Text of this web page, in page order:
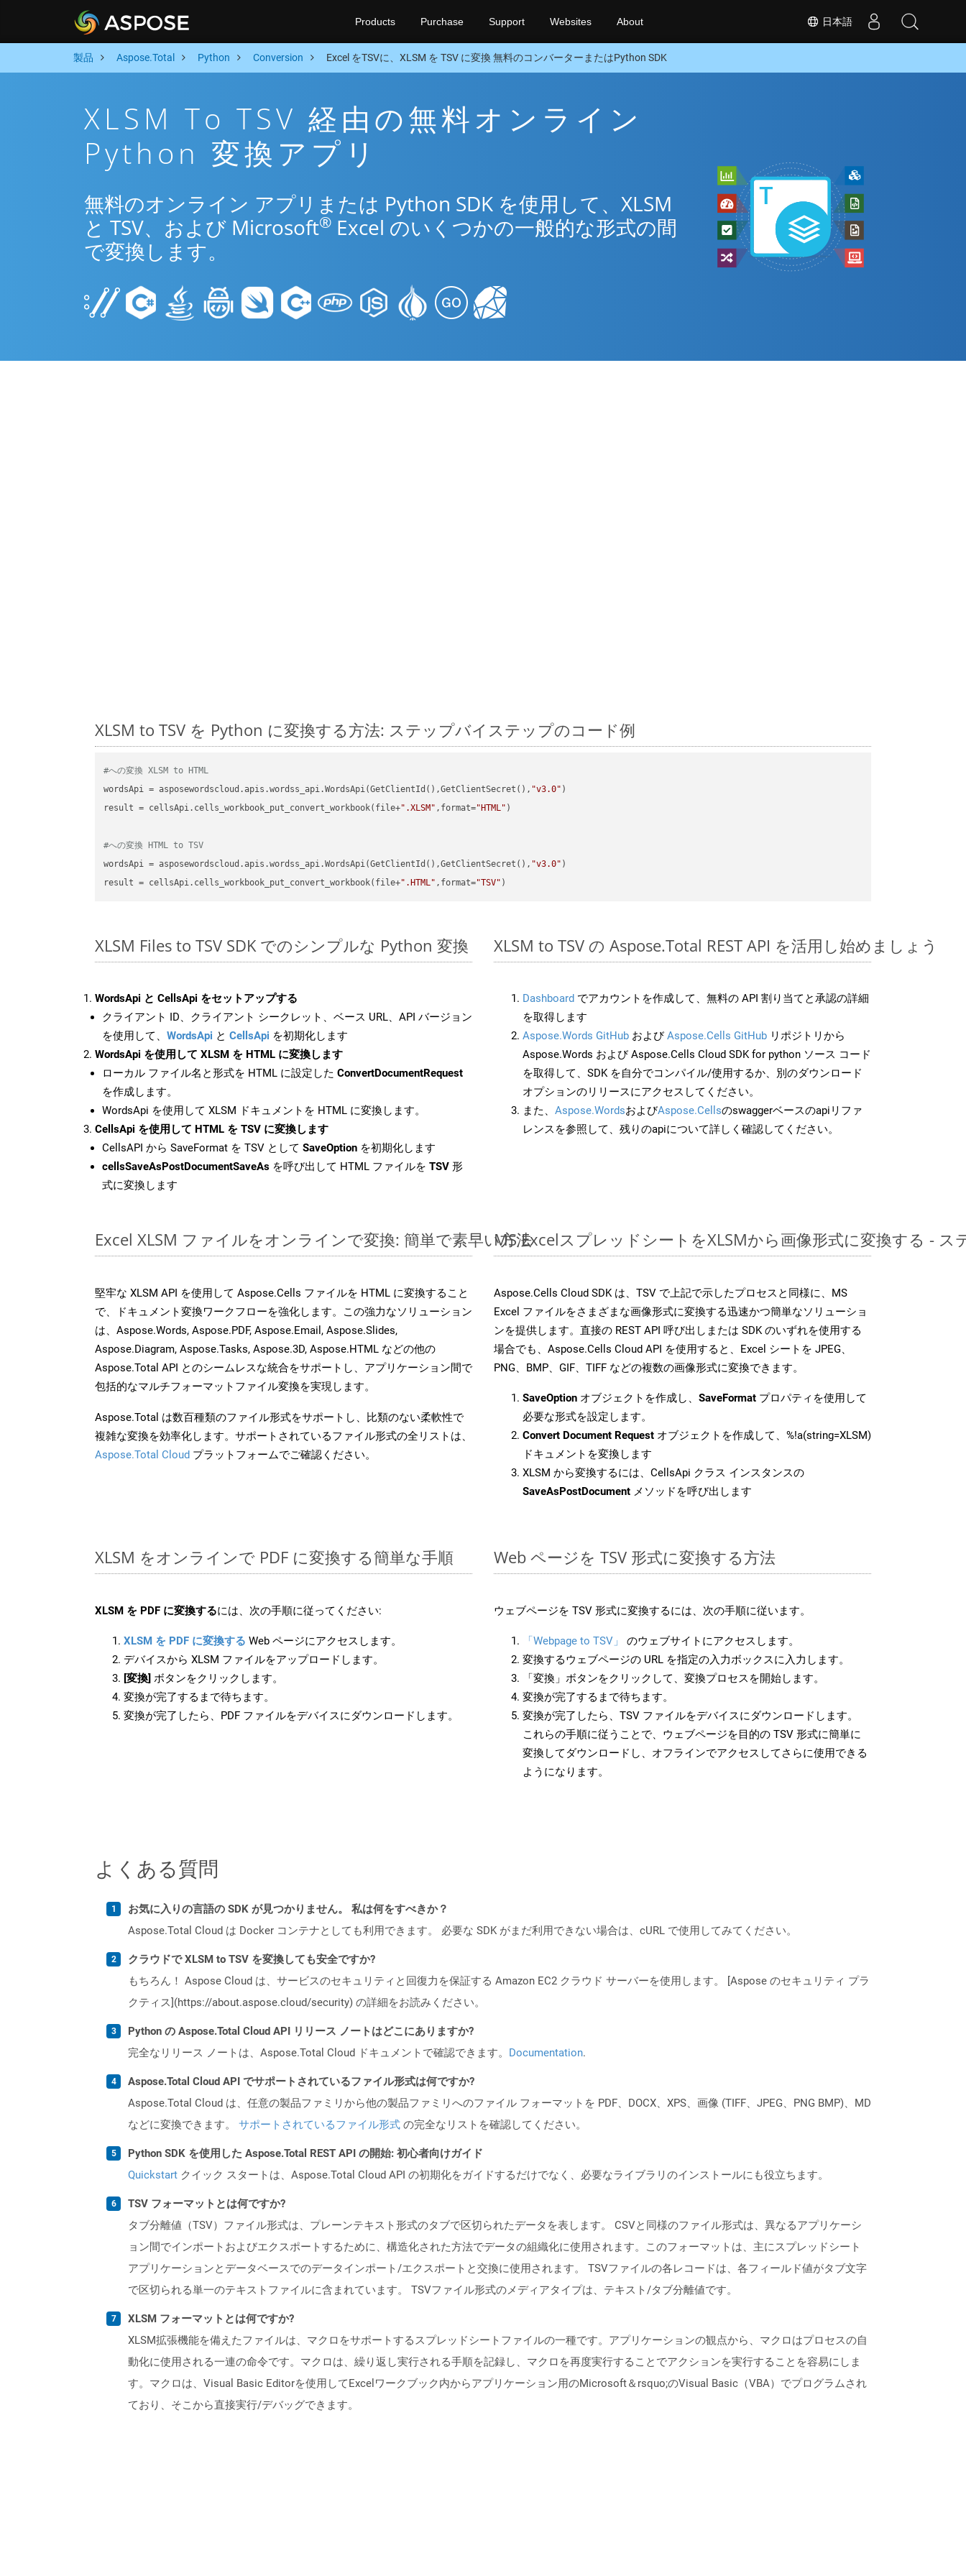
日本語
Products Purchase Support Websites About
製品 Aspose.Total Python Conversion Excel をTSVに、XLSM を TSV に変換 無料のコンバーターまたはPython SDK
XLSM To TSV 経由の無料オンライン
Python 変換アプリ
無料のオンライン アプリまたは Python SDK を使用して、XLSM
と TSV、および Microsoft® Excel のいくつかの一般的な形式の間
で変換します。
XLSM to TSV を Python に変換する方法: ステップバイステップのコード例
#への変換 XLSM to HTML
wordsApi = asposewordscloud.apis.wordss_api.WordsApi(GetClientId(),GetClientSecret(), "v3.0"
result = cellsApi.cells_workbook_put_convert_workbook(file+".XLSM" ,format="HTML" )
#への変換 HTML to TSV
wordsApi = asposewordscloud.apis.wordss_api.WordsApi(GetClientId(),GetClientSecret(), "v3.0"
result = cellsApi.cells_workbook_put_convert_workbook(file+".HTML" ,format="TSV"
XLSM Files to TSV SDK でのシンプルな Python 変換
WordsApi と CellsApi をセットアップする
クライアント ID、クライアント シークレット、ベース URL、API バージョン
を使用して、 WordsApi と CellsApi を初期化します
WordsApi を使用して XLSM を HTML に変換します
ローカル ファイル名と形式を HTML に設定した ConvertDocumentRequest
を作成します。
WordsApi を使用して XLSM ドキュメントを HTML に変換します。
CellsApi を使用して HTML を TSV に変換します
CellsAPI から SaveFormat を TSV として SaveOption を初期化します
cellsSaveAsPostDocumentSaveAs を呼び出して HTML ファイルを TSV 形
式に変換します
XLSM to TSV の Aspose.Total REST API を活用し始めましょう
Dashboard でアカウントを作成して、無料の API 割り当てと承認の詳細
を取得します
Aspose.Words GitHub およびAspose.Cells GitHub リポジトリから
Aspose.Words および Aspose.Cells Cloud SDK for python ソース コード
を取得して、SDK を自分でコンパイル/使用するか、別のダウンロード
オプションのリリースにアクセスしてください。
また、 Aspose.WordsおよびAspose.Cellsのswaggerベースのapiリファ
レンスを参照して、残りのapiについて詳しく確認してください。
Excel XLSM ファイルをオンラインで変換: 簡単で素早い方法
堅牢な XLSM API を使用して Aspose.Cells ファイルを HTML に変換すること
で、ドキュメント変換ワークフローを強化します。この強力なソリューション
は、Aspose.Words, Aspose.PDF, Aspose.Email, Aspose.Slides,
Aspose.Diagram, Aspose.Tasks, Aspose.3D, Aspose.HTML などの他の
Aspose.Total API とのシームレスな統合をサポートし、アプリケーション間で
包括的なマルチフォーマットファイル変換を実現します。
Aspose.Total は数百種類のファイル形式をサポートし、比類のない柔軟性で
複雑な変換を効率化します。サポートされているファイル形式の全リストは、
Aspose.Total Cloud プラットフォームでご確認ください。
MS ExcelスプレッドシートをXLSMから画像形式に変換する -
Aspose.Cells Cloud SDK は、TSV で上記で示したプロセスと同様に、MS
Excel ファイルをさまざまな画像形式に変換する迅速かつ簡単なソリューショ
ンを提供します。直接の REST API 呼び出しまたは SDK のいずれを使用する
場合でも、Aspose.Cells Cloud API を使用すると、Excel シートを JPEG、
PNG、BMP、GIF、TIFF などの複数の画像形式に変換できます。
SaveOption オブジェクトを作成し、 SaveFormat プロパティを使用して
必要な形式を設定します。
Convert Document Request オブジェクトを作成して、%!a(string=XLSM)
ドキュメントを変換します
XLSM から変換するには、CellsApi クラス インスタンスの
SaveAsPostDocument メソッドを呼び出します
XLSM をオンラインで PDF に変換する簡単な手順
XLSM を PDF に変換するには、次の手順に従ってください:
XLSM を PDF に変換する Web ページにアクセスします。
デバイスから XLSM ファイルをアップロードします。
[変換] ボタンをクリックします。
変換が完了するまで待ちます。
変換が完了したら、PDF ファイルをデバイスにダウンロードします。
Web ページを TSV 形式に変換する方法
ウェブページを TSV 形式に変換するには、次の手順に従います。
「Webpage to TSV」
のウェブサイトにアクセスします。
変換するウェブページの URL を指定の入力ボックスに入力します。
「変換」ボタンをクリックして、変換プロセスを開始します。
変換が完了するまで待ちます。
変換が完了したら、TSV ファイルをデバイスにダウンロードします。
これらの手順に従うことで、ウェブページを目的の TSV 形式に簡単に
変換してダウンロードし、オフラインでアクセスしてさらに使用できる
ようになります。
よくある質問
お気に入りの言語の SDK が見つかりません。 私は何をすべきか？
Aspose.Total Cloud は Docker コンテナとしても利用できます。 必要な SDK がまだ利用できない場合は、cURL で使用してみてください。
クラウドで XLSM to TSV を変換しても安全ですか?
もちろん！ Aspose Cloud は、サービスのセキュリティと回復力を保証する Amazon EC2 クラウド サーバーを使用します。 [Aspose のセキュリティ プラ
クティス](https://about.aspose.cloud/security) の詳細をお読みください。
Python の Aspose.Total Cloud API リリース ノートはどこにありますか?
完全なリリース ノートは、Aspose.Total Cloud ドキュメントで確認できます。 Documentation.
Aspose.Total Cloud API でサポートされているファイル形式は何ですか?
Aspose.Total Cloud は、任意の製品ファミリから他の製品ファミリへのファイル フォーマットを PDF、DOCX、XPS、画像 (TIFF、JPEG、PNG BMP)、MD
などに変換できます。 サポートされているファイル形式 の完全なリストを確認してください。
Python SDK を使用した Aspose.Total REST API の開始: 初心者向けガイド
Quickstart クイック スタートは、Aspose.Total Cloud API の初期化をガイドするだけでなく、必要なライブラリのインストールにも役立ちます。
TSV フォーマットとは何ですか?
タブ分離値（TSV）ファイル形式は、プレーンテキスト形式のタブで区切られたデータを表します。 CSVと同様のファイル形式は、異なるアプリケーシ
ョン間でインポートおよびエクスポートするために、構造化された方法でデータの組織化に使用されます。このフォーマットは、主にスプレッドシート
アプリケーションとデータベースでのデータインポート/エクスポートと交換に使用されます。 TSVファイルの各レコードは、各フィールド値がタブ文字
で区切られる単一のテキストファイルに含まれています。 TSVファイル形式のメディアタイプは、テキスト/タブ分離値です。
XLSM フォーマットとは何ですか?
XLSM拡張機能を備えたファイルは、マクロをサポートするスプレッドシートファイルの一種です。アプリケーションの観点から、マクロはプロセスの自
動化に使用される一連の命令です。マクロは、繰り返し実行される手順を記録し、マクロを再度実行することでアクションを実行することを容易にしま
す。マクロは、Visual Basic Editorを使用してExcelワークブック内からアプリケーション用のMicrosoft＆rsquo;のVisual Basic（VBA）でプログラムされ
ており、そこから直接実行/デバッグできます。